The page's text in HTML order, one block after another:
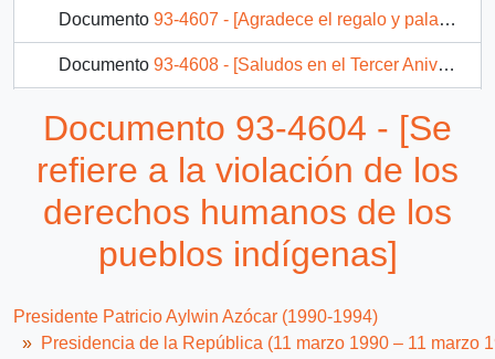
Documento 93-4607 - [Agradece el regalo y palabras del Presidente con motivo de sus bodas de plata episcopales]
Documento 93-4608 - [Saludos en el Tercer Aniversario del Gobierno]
93-4609 - [Saludos en el Tercer Aniversario del Gobierno]
Documento 93-4610 - [Saludos en el Tercer Aniversario del Gobierno]
2594 más...
Documento 93-4604 - [Se
refiere a la violación de los
derechos humanos de los
pueblos indígenas]
Presidente Patricio Aylwin Azócar (1990-1994)
Presidencia de la República (11 marzo 1990 – 11 marzo